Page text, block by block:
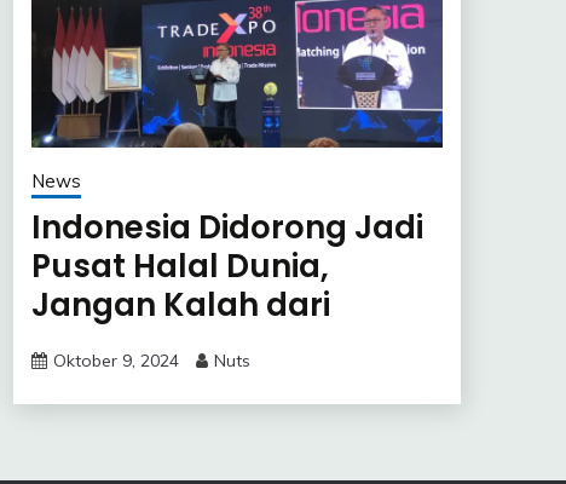
News
Indonesia Didorong Jadi
Pusat Halal Dunia,
Jangan Kalah dari
Thailand
Oktober 9, 2024 Nuts